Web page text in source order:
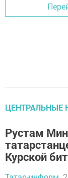
ЦЕНТРАЛЬНЫЕ
Рустам
Курской